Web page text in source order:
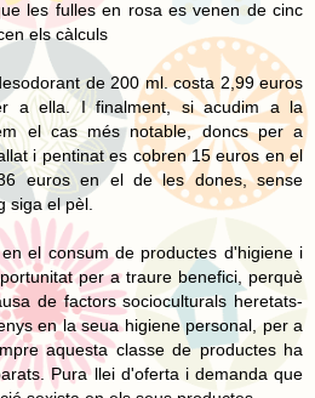
les fulles en rosa es venen de cinc
els càlculs
de 200 ml. costa 2,99 euros
a ella. I finalment, si acudim a la
el cas més notable, doncs per a
i pentinat es cobren 15 euros en el
euros en el de les dones, sense
siga el pèl.
el consum de productes d'higiene i
per a traure benefici, perquè
de factors socioculturals heretats-
en la seua higiene personal, per a
aquesta classe de productes ha
Pura llei d'oferta i demanda que